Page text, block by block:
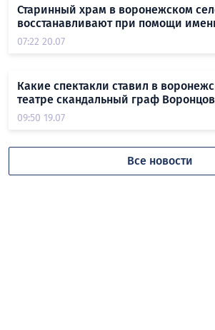
Старинный храм в воронежском
восстанавливают при помощи
07:22 20.07
Какие спектакли ставил в
театре скандальный граф
09:50 19.07
Все новости